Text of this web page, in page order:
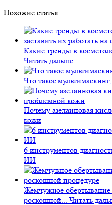
Похожие статьи
Какие тренды в
Читать дальше
Что такое
Почему азелаиновая
кожи
6 инструментов
ИИ
Жемчужное обертывание
роскошной... Читать